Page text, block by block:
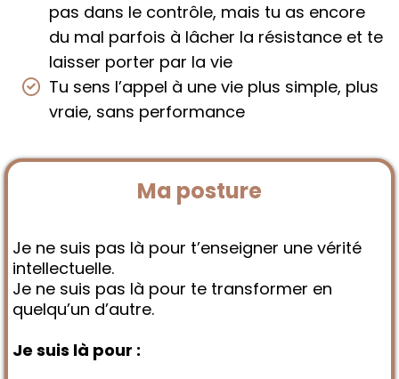
pas dans le contrôle, mais tu as encore
du mal parfois à lâcher la résistance et te
laisser porter par la vie
Tu sens l’appel à une vie plus simple, plus
vraie, sans performance
Ma posture
Je ne suis pas là pour t’enseigner une vérité
intellectuelle.
Je ne suis pas là pour te transformer en
quelqu’un d’autre.
Je suis là pour :